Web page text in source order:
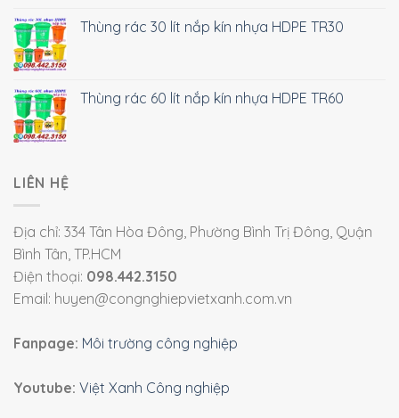
Thùng rác 30 lít nắp kín nhựa HDPE TR30
Thùng rác 60 lít nắp kín nhựa HDPE TR60
LIÊN HỆ
Địa chỉ: 334 Tân Hòa Đông, Phường Bình Trị Đông, Quận
Bình Tân, TP.HCM
Điện thoại: 098.442.3150
Email: huyen@congnghiepvietxanh.com.vn
Fanpage: Môi trường công nghiệp
Youtube: Việt Xanh Công nghiệp